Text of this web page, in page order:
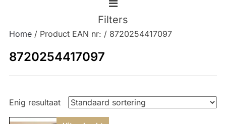
Filters
Home/ Product EAN nr: / 8720254417097
8720254417097
Enig resultaat